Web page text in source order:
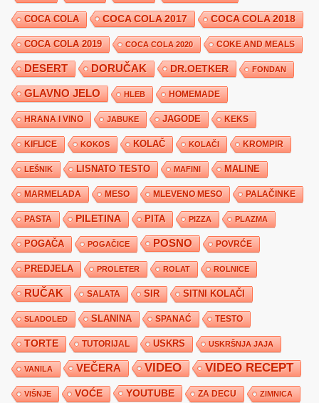
COCA COLA COCA COLA 2017 COCA COLA 2018
COCA COLA 2019 COCA COLA 2020 COKE AND MEALS
DESERT DORUČAK DR.OETKER FONDAN
GLAVNO JELO HLEB HOMEMADE
HRANA I VINO JABUKE JAGODE KEKS
KIFLICE KOKOS KOLAČ KOLAČI KROMPIR
LEŠNIK LISNATO TESTO MAFINI MALINE
MARMELADA MESO MLEVENO MESO PALAČINKE
PASTA PILETINA PITA PIZZA PLAZMA
POGAČA POGAČICE POSNO POVRĆE
PREDJELA PROLETER ROLAT ROLNICE
RUČAK SALATA SIR SITNI KOLAČI
SLADOLED SLANINA SPANAĆ TESTO
TORTE TUTORIJAL USKRS USKRŠNJA JAJA
VANILA VEČERA VIDEO VIDEO RECEPT
VIŠNJE VOĆE YOUTUBE ZA DECU ZIMNICA